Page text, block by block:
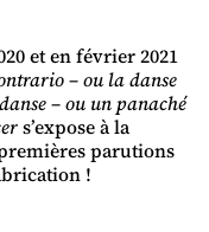
et en février 2021
– ou la danse
– ou un panaché
s’expose à la
parutions
!